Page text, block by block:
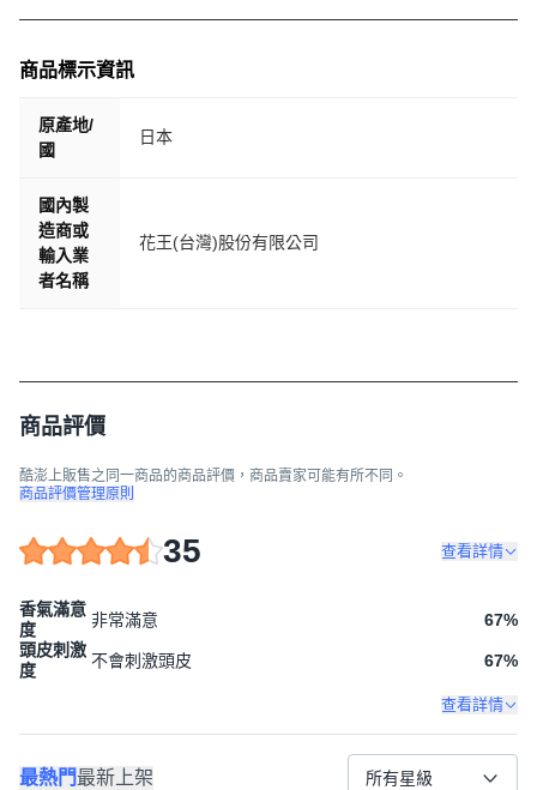
商品標示資訊
原產地/
國
日本
國內製
造商或
輸入業
者名稱
花王(台灣)股份有限公司
商品評價
酷澎上販售之同一商品的商品評價，商品賣家可能有所不同。
商品評價管理原則
35 查看詳情
香氣滿意
度
非常滿意 67%
頭皮刺激
度
不會刺激頭皮 67%
查看詳情
最熱門最新上架 所有星級